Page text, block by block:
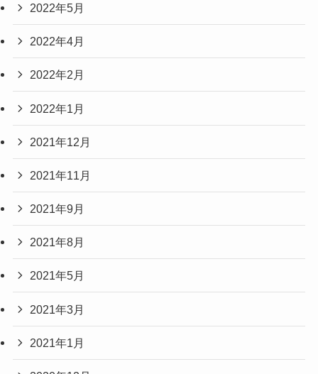
2022年5月
2022年4月
2022年2月
2022年1月
2021年12月
2021年11月
2021年9月
2021年8月
2021年5月
2021年3月
2021年1月